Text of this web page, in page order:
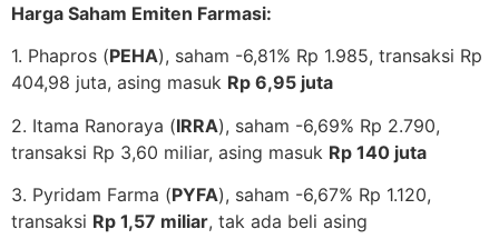
Harga Saham Emiten Farmasi:
1. Phapros (PEHA), saham -6,81% Rp 1.985, transaksi Rp
404,98 juta, asing masuk Rp 6,95 juta
2. Itama Ranoraya (IRRA), saham -6,69% Rp 2.790,
transaksi Rp 3,60 miliar, asing masuk Rp 140 juta
3. Pyridam Farma (PYFA), saham -6,67% Rp 1.120,
transaksi Rp 1,57 miliar, tak ada beli asing